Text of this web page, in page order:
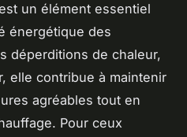
un élément essentiel
énergétique des
déperditions de chaleur,
elle contribue à maintenir
agréables tout en
Pour ceux